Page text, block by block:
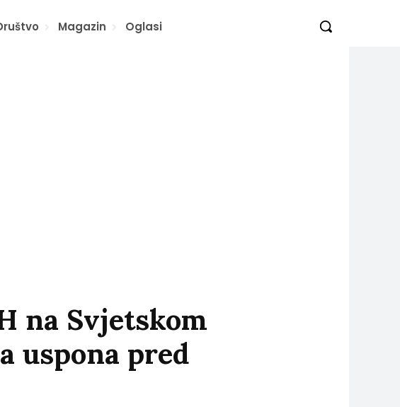
Magazin Oglasi
na Svjetskom
uspona pred